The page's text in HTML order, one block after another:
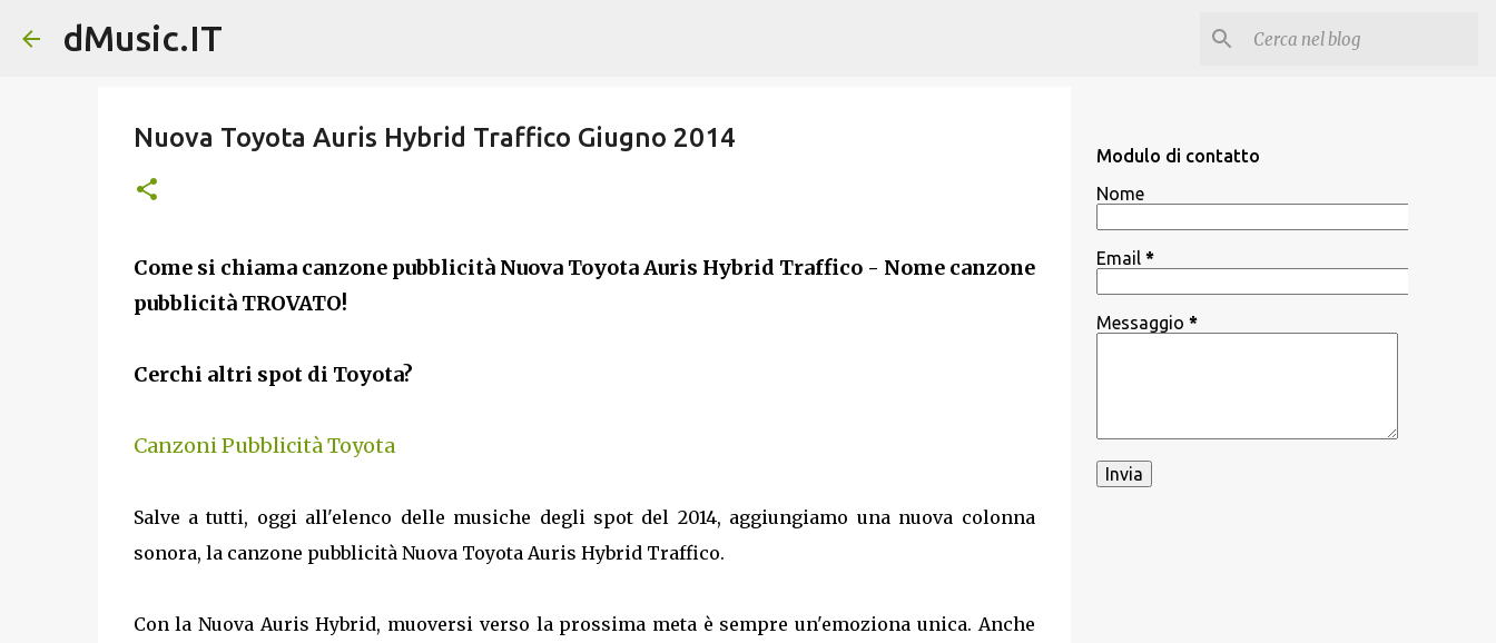
dMusic.IT
Nuova Toyota Auris Hybrid Traffico Giugno 2014
Come si chiama canzone pubblicità Nuova Toyota Auris Hybrid Traffico - Nome canzone
pubblicità TROVATO!
Cerchi altri spot di Toyota?
Canzoni Pubblicità Toyota
Salve a tutti, oggi all'elenco delle musiche degli spot del 2014, aggiungiamo una nuova colonna
sonora, la canzone pubblicità Nuova Toyota Auris Hybrid Traffico.
Con la Nuova Auris Hybrid, muoversi verso la prossima meta è sempre un'emoziona unica. Anche
Modulo di contatto
Nome
Email *
Messaggio *